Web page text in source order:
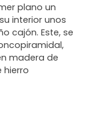
plano un
interior unos
cajón. Este, se
madera de
hierro